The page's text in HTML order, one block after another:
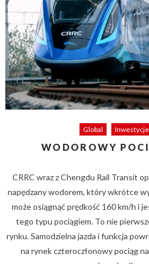
Global Inwestycje
WODOROWY
CRRC wraz z Chengdu Rail Transit
napędzany wodorem, który wkrótce
może osiągnąć prędkość 160 km/h i
tego typu pociągiem. To nie
rynku. Samodzielna jazda i funkcja
na rynek czteroczłonowy pociąg